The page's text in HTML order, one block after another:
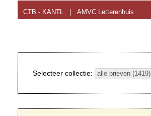
CTB - KANTL AMVC Letterenhuis
Selecteer collectie: alle brieven (1419)